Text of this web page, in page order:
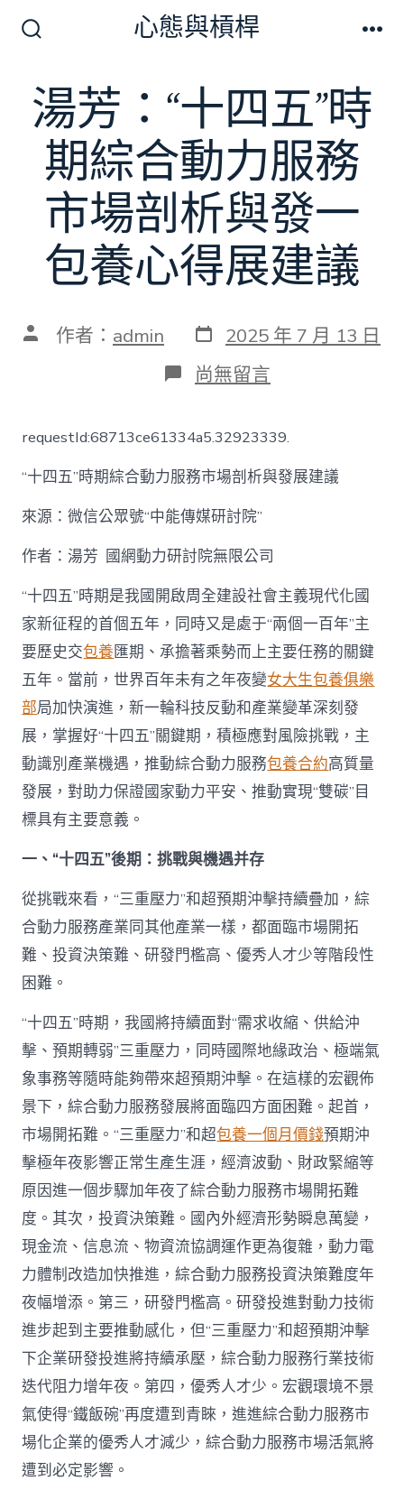
切
換
開
關
心態與槓桿
湯芳：“十四五”時
期綜合動力服務
市場剖析與發一
包養心得展建議
文 作者： admin 發
表
日
期
2025 年 7 月 13 日
在
〈湯
“十
四
五”
時
綜
動
服
務
市
場
剖
析
與
發
一
包
養
心
得
議〉
尚無留言
requestId:68713ce61334a5.32923339.
“十四五”時期綜合動力服務市場剖析與發展建議
來源：微信公眾號“中能傳媒研討院”
作者：湯芳 國網動力研討院無限公司
“十四五”時期是我國開啟周全建設社會主義現代化國
家新征程的首個五年，同時又是處于“兩個一百年”主
要歷史交包養匯期、承擔著乘勢而上主要任務的關鍵
五年。當前，世界百年未有之年夜變女大生包養俱樂
部局加快演進，新一輪科技反動和產業變革深刻發
展，掌握好“十四五”關鍵期，積極應對風險挑戰，主
動識別產業機遇，推動綜合動力服務包養合約高質量
發展，對助力保證國家動力平安、推動實現“雙碳”目
標具有主要意義。
一、“十四五”後期：挑戰與機遇并存
從挑戰來看，“三重壓力”和超預期沖擊持續疊加，綜
合動力服務產業同其他產業一樣，都面臨市場開拓
難、投資決策難、研發門檻高、優秀人才少等階段性
困難。
“十四五”時期，我國將持續面對“需求收縮、供給沖
擊、預期轉弱”三重壓力，同時國際地緣政治、極端氣
象事務等隨時能夠帶來超預期沖擊。在這樣的宏觀佈
景下，綜合動力服務發展將面臨四方面困難。起首，
市場開拓難。“三重壓力”和超包養一個月價錢預期沖
擊極年夜影響正常生產生涯，經濟波動、財政緊縮等
原因進一個步驟加年夜了綜合動力服務市場開拓難
度。其次，投資決策難。國內外經濟形勢瞬息萬變，
現金流、信息流、物資流協調運作更為復雜，動力電
力體制改造加快推進，綜合動力服務投資決策難度年
夜幅增添。第三，研發門檻高。研發投進對動力技術
進步起到主要推動感化，但“三重壓力”和超預期沖擊
下企業研發投進將持續承壓，綜合動力服務行業技術
迭代阻力增年夜。第四，優秀人才少。宏觀環境不景
氣使得“鐵飯碗”再度遭到青睞，進進綜合動力服務市
場化企業的優秀人才減少，綜合動力服務市場活氣將
遭到必定影響。